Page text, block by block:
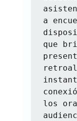
a
que
los